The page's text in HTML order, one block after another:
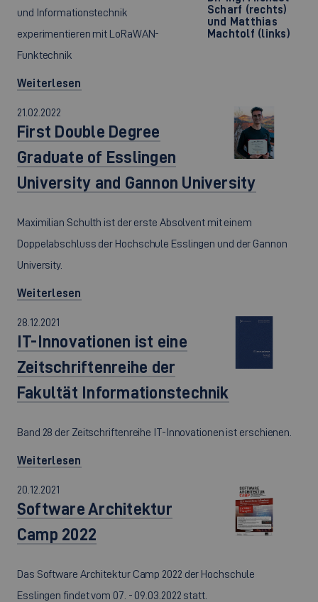
Scharf (rechts)
und Matthias
Machtolf (links)
und Informationstechnik
experimentieren mit LoRaWAN-
Funktechnik
Weiterlesen
21.02.2022
First Double Degree
Graduate of Esslingen
University and Gannon University
Maximilian Schulth ist der erste Absolvent mit einem
Doppelabschluss der Hochschule Esslingen und der Gannon
University.
Weiterlesen
28.12.2021
IT-Innovationen ist eine
Zeitschriftenreihe der
Fakultät Informationstechnik
Band 28 der Zeitschriftenreihe IT-Innovationen ist erschienen.
Weiterlesen
20.12.2021
Software Architektur
Camp 2022
Das Software Architektur Camp 2022 der Hochschule
Esslingen findet vom 07. - 09.03.2022 statt.